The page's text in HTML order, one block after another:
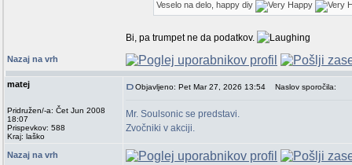
Veselo na delo, happy diy
Bi, pa trumpet ne da podatkov.
Nazaj na vrh
matej
Pridružen/-a: Čet Jun 2008
18:07
Prispevkov: 588
Kraj: laško
Objavljeno: Pet Mar 27, 2026 13:54 Naslov sporočila:
Mr. Soulsonic se predstavi.
Zvočniki v akciji.
Nazaj na vrh